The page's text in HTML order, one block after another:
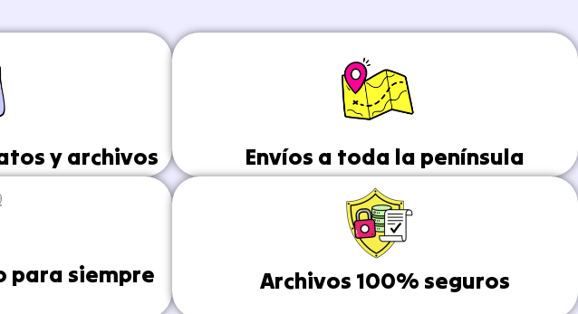
y archivos Envíos a toda la península
para siempre Archivos 100% seguros